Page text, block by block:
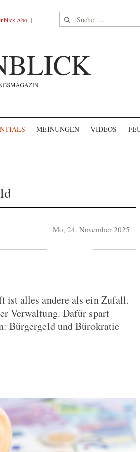
Abo Suche nach:
MEINUNGEN VIDEOS
Mo, 24. November 2025
ist alles andere als ein Zufall.
Verwaltung. Dafür spart
Bürgergeld und Bürokratie